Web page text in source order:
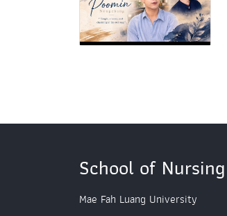
School of Nursing
Mae Fah Luang University